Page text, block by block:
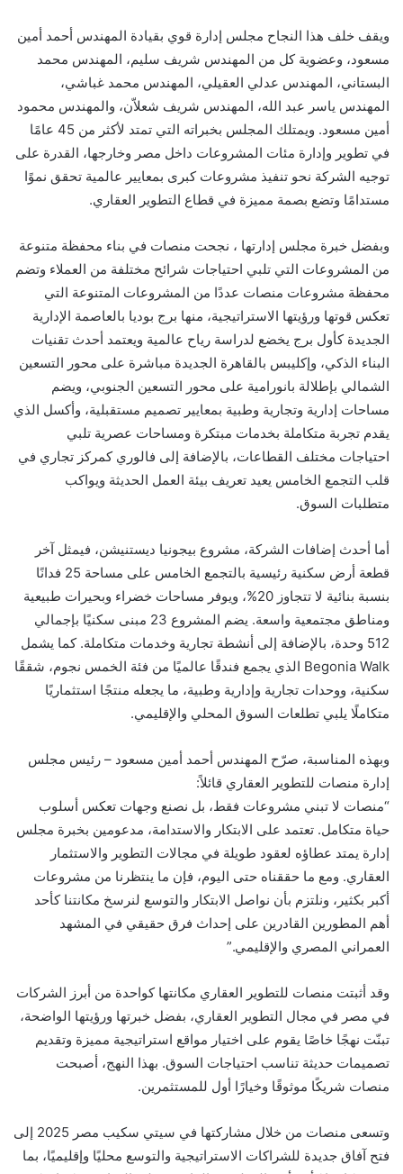
ويقف خلف هذا النجاح مجلس إدارة قوي بقيادة المهندس أحمد أمين
مسعود، وعضوية كل من المهندس شريف سليم، المهندس محمد
البستاني، المهندس عدلي العقيلي، المهندس محمد غباشي،
المهندس ياسر عبد الله، المهندس شريف شعلاّن، والمهندس محمود
أمين مسعود. ويمتلك المجلس بخبراته التي تمتد لأكثر من 45 عامًا
في تطوير وإدارة مئات المشروعات داخل مصر وخارجها، القدرة على
توجيه الشركة نحو تنفيذ مشروعات كبرى بمعايير عالمية تحقق نموًا
مستدامًا وتضع بصمة مميزة في قطاع التطوير العقاري.
وبفضل خبرة مجلس إدارتها ، نجحت منصات في بناء محفظة متنوعة
من المشروعات التي تلبي احتياجات شرائح مختلفة من العملاء وتضم
محفظة مشروعات منصات عددًا من المشروعات المتنوعة التي
تعكس قوتها ورؤيتها الاستراتيجية، منها برج بوديا بالعاصمة الإدارية
الجديدة كأول برج يخضع لدراسة رياح عالمية ويعتمد أحدث تقنيات
البناء الذكي، وإكليبس بالقاهرة الجديدة مباشرة على محور التسعين
الشمالي بإطلالة بانورامية على محور التسعين الجنوبي، ويضم
مساحات إدارية وتجارية وطبية بمعايير تصميم مستقبلية، وأكسل الذي
يقدم تجربة متكاملة بخدمات مبتكرة ومساحات عصرية تلبي
احتياجات مختلف القطاعات، بالإضافة إلى فالوري كمركز تجاري في
قلب التجمع الخامس يعيد تعريف بيئة العمل الحديثة ويواكب
متطلبات السوق.
أما أحدث إضافات الشركة، مشروع بيجونيا ديستنيشن، فيمثل آخر
قطعة أرض سكنية رئيسية بالتجمع الخامس على مساحة 25 فدانًا
بنسبة بنائية لا تتجاوز 20%
، ويوفر مساحات خضراء وبحيرات طبيعية
ومناطق مجتمعية واسعة. يضم المشروع 23 مبنى سكنيًا بإجمالي
512 وحدة، بالإضافة إلى أنشطة تجارية وخدمات متكاملة. كما يشمل
Begonia Walk الذي يجمع فندقًا عالميًا من فئة الخمس نجوم، شققًا
سكنية، ووحدات تجارية وإدارية وطبية، ما يجعله منتجًا استثماريًا
متكاملًا يلبي تطلعات السوق المحلي والإقليمي.
وبهذه المناسبة، صرّح المهندس أحمد أمين مسعود – رئيس مجلس
إدارة منصات للتطوير العقاري قائلاً:
“منصات لا تبني مشروعات فقط، بل نصنع وجهات تعكس أسلوب
حياة متكامل. تعتمد على الابتكار والاستدامة، مدعومين بخبرة مجلس
إدارة يمتد عطاؤه لعقود طويلة في مجالات التطوير والاستثمار
العقاري. ومع ما حققناه حتى اليوم، فإن ما ينتظرنا من مشروعات
أكبر بكثير ، ونلتزم بأن نواصل الابتكار والتوسع لنرسخ مكانتنا كأحد
أهم المطورين القادرين على إحداث فرق حقيقي في المشهد
العمراني المصري والإقليمي.
”
وقد أثبتت منصات للتطوير العقاري مكانتها كواحدة من أبرز الشركات
في مصر في مجال التطوير العقاري، بفضل خبرتها ورؤيتها الواضحة،
تبنّت نهجًا خاصًا يقوم على اختيار مواقع استراتيجية مميزة وتقديم
تصميمات حديثة تناسب احتياجات السوق. بهذا النهج، أصبحت
منصات شريكًا موثوقًا وخيارًا أول للمستثمرين.
وتسعى منصات من خلال مشاركتها في سيتي سكيب مصر 2025
إلى
فتح آفاق جديدة للشراكات الاستراتيجية والتوسع محليًا وإقليميًا، بما